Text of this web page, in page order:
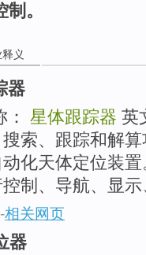
。
义
器
： 星体跟踪器 英
索、跟踪和解
化天体定位装
制、导航、显
-相关网页
器